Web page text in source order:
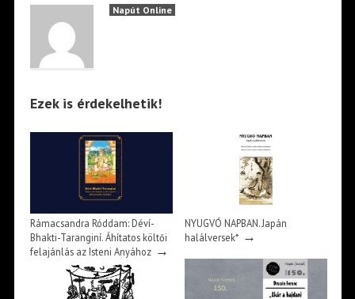
Napút Online
Ezek is érdekelhetik!
Rámacsandra Róddam: Déví-
Bhakti-Taranginí. Áhítatos költői
felajánlás az Isteni Anyához→
NYUGVÓ NAPBAN. Japán
halálversek*→